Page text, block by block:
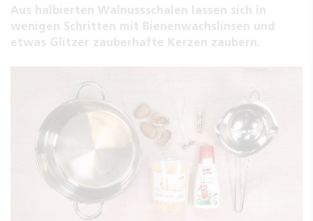
Aus halbierten Walnussschalen lassen sich in
wenigen Schritten mit Bienenwachslinsen und
etwas Glitzer zauberhafte Kerzen zaubern.